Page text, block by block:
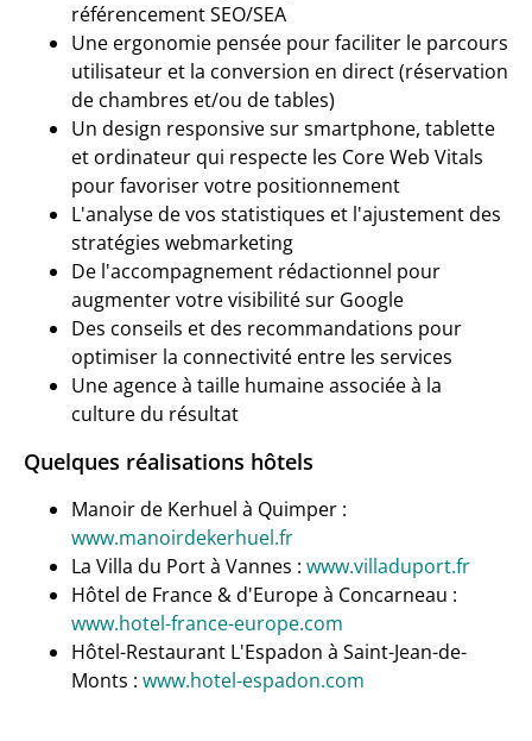
référencement SEO/SEA
Une ergonomie pensée pour faciliter le parcours
utilisateur et la conversion en direct (réservation
de chambres et/ou de tables)
Un design responsive sur smartphone, tablette
et ordinateur qui respecte les Core Web Vitals
pour favoriser votre positionnement
L'analyse de vos statistiques et l'ajustement des
stratégies webmarketing
De l'accompagnement rédactionnel pour
augmenter votre visibilité sur Google
Des conseils et des recommandations pour
optimiser la connectivité entre les services
Une agence à taille humaine associée à la
culture du résultat
Quelques réalisations hôtels
Manoir de Kerhuel à Quimper :
www.manoirdekerhuel.fr
La Villa du Port à Vannes : www.villaduport.fr
Hôtel de France & d'Europe à Concarneau :
www.hotel-france-europe.com
Hôtel-Restaurant L'Espadon à Saint-Jean-de-
Monts : www.hotel-espadon.com